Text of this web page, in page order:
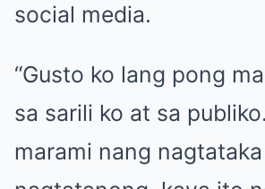
social media.
“Gusto ko lang pong
sa sarili ko at sa
marami nang